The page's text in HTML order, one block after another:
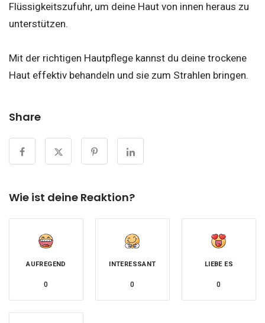
Flüssigkeitszufuhr, um deine Haut von innen heraus zu
unterstützen.
Mit der richtigen Hautpflege kannst du deine trockene
Haut effektiv behandeln und sie zum Strahlen bringen.
Share
Wie ist deine Reaktion?
AUFREGEND
0
INTERESSANT
0
LIEBE ES
0